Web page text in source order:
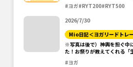
#ヨガ#RYT200#RYT500
2026/7/30
Mio日記＜ヨガリードトレ
※写真は後で）神輿を担ぐ中
た！お祭りが教えてくれる「
#ヨガ